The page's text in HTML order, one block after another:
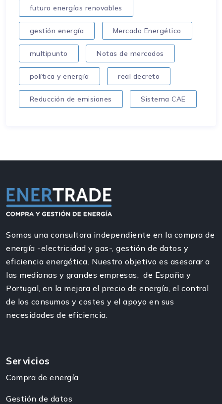
futuro energías renovables
gestión energía Mercado Energético
multipunto Notas de mercados
política y energía real decreto
Reducción de emisiones Sistema CAE
Somos una consultora independiente en la compra de
energía -electricidad y gas-, gestión de datos y
eficiencia energética. Nuestro objetivo es asesorar a
las medianas y grandes empresas, de España y
Portugal, en la mejora el precio de energía, el control
de los consumos y costes y el apoyo en sus
necesidades de eficiencia.
Servicios
Compra de energía
Gestión de datos